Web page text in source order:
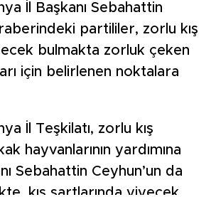
İl Başkanı Sebahattin
partililer, zorlu kış
bulmakta zorluk çeken
için belirlenen noktalara
İl Teşkilatı, zorlu kış
hayvanlarının yardımına
Sebahattin Ceyhun’un da
kış şartlarında yiyecek